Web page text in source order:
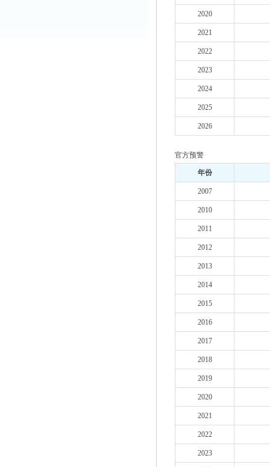
2020
2021
2022
2023
2024
2025
2026
官方预警
年份
2007
2010
2011
2012
2013
2014
2015
2016
2017
2018
2019
2020
2021
2022
2023